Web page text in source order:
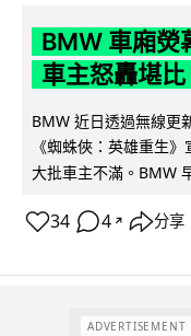
BMW 車廂
車主怒轟堪
BMW 近日透過無線更
《蜘蛛俠：英雄重生
大批車主不滿。BMW
34 4 ↗ 分享
ADVERTISEMENT